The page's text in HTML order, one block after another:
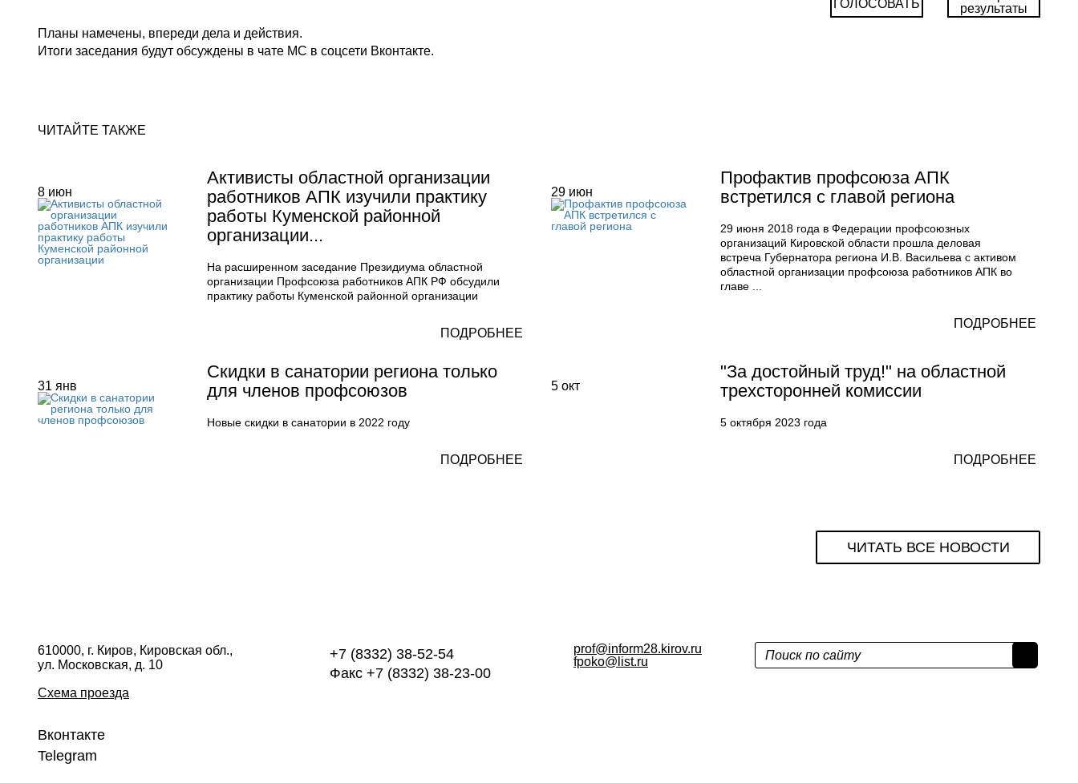
Планы намечены, впереди дела и действия.
Итоги заседания будут обсуждены в чате МС в соцсети Вконтакте.
ГОЛОСОВАТЬ
результаты
ЧИТАЙТЕ ТАКЖЕ
8 июн
Активисты областной организации
работников АПК изучили практику
работы Куменской районной
организации...
На расширенном заседание Президиума областной
организации Профсоюза работников АПК РФ обсудили
практику работы Куменской районной организации
ПОДРОБНЕЕ
29 июн
Профактив профсоюза АПК
встретился с главой региона
29 июня 2018 года в Федерации профсоюзных
организаций Кировской области прошла деловая
встреча Губернатора региона И.В. Васильева с активом
областной организации профсоюза работников АПК во
главе ...
ПОДРОБНЕЕ
31 янв
Скидки в санатории региона только
для членов профсоюзов
Новые скидки в санатории в 2022 году
ПОДРОБНЕЕ
5 окт
"За достойный труд!" на областной
трехсторонней комиссии
5 октября 2023 года
ПОДРОБНЕЕ
ЧИТАТЬ ВСЕ НОВОСТИ
610000, г. Киров, Кировская обл.,
ул. Московская, д. 10
Схема проезда
Вконтакте
Telegram
+7 (8332) 38-52-54
Факс +7 (8332) 38-23-00
prof@inform28.kirov.ru
fpoko@list.ru